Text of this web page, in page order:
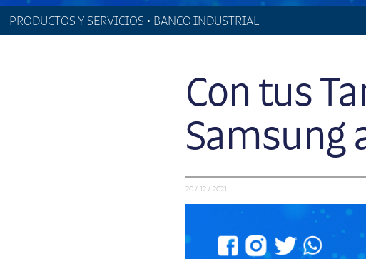
PRODUCTOS Y SERVICIOS • BANCO INDUSTRIAL
Con tus
Samsung
20 / 12 / 2021